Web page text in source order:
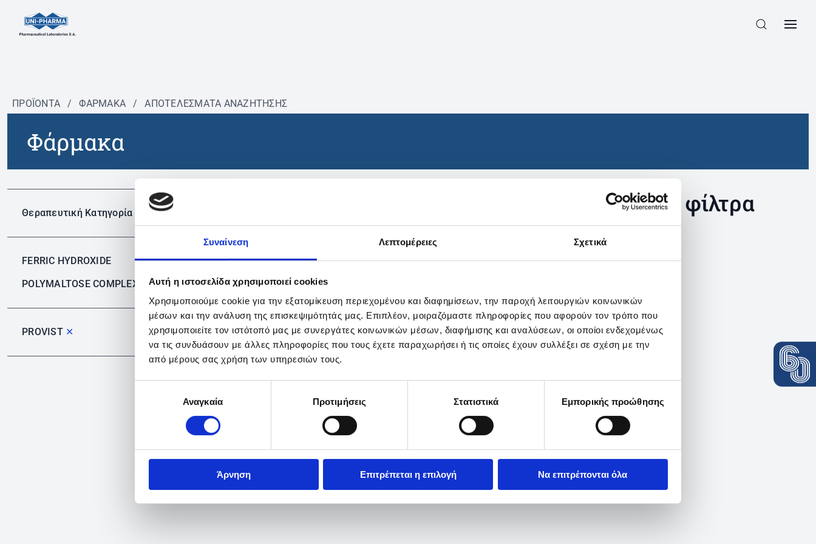
Συναίνεση Λεπτομέρειες Σχετικά
Αυτή η ιστοσελίδα χρησιμοποιεί cookies
Χρησιμοποιούμε cookie για την εξατομίκευση περιεχομένου και διαφημίσεων, την παροχή λειτουργιών κοινωνικών
μέσων και την ανάλυση της επισκεψιμότητάς μας. Επιπλέον, μοιραζόμαστε πληροφορίες που αφορούν τον τρόπο που
χρησιμοποιείτε τον ιστότοπό μας με συνεργάτες κοινωνικών μέσων, διαφήμισης και αναλύσεων, οι οποίοι ενδεχομένως
να τις συνδυάσουν με άλλες πληροφορίες που τους έχετε παραχωρήσει ή τις οποίες έχουν συλλέξει σε σχέση με την
από μέρους σας χρήση των υπηρεσιών τους.
συγκατάθεσηςΑναγκαία Προτιμήσεις Στατιστικά Εμπορικής προώθησης
Άρνηση Επιτρέπεται η επιλογή Να επιτρέπονται όλα
ΠΡΟΪΟΝΤΑ / ΦΆΡΜΑΚΑ / ΑΠΟΤΕΛΕΣΜΑΤΑ ΑΝΑΖΗΤΗΣΗΣ
Φάρμακα
Θεραπευτική Κατηγορία
FERRIC HYDROXIDE
POLYMALTOSE COMPLEX
✕
PROVIST ✕
Δεν βρέθηκαν προϊόντα με τα συγκεκριμένα φίλτρα